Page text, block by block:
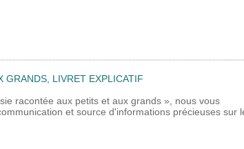
GRANDS, LIVRET EXPLICATIF
racontée aux petits et aux grands », nous vous
et source d'informations précieuses sur